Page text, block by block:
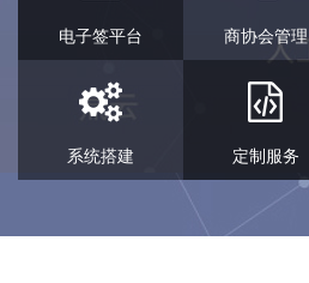
电子签平台 商协会管理
系统搭建 定制服务